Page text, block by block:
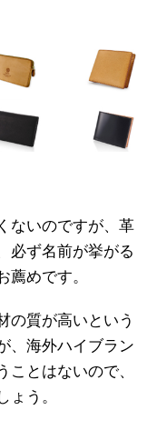
ないのですが、革
必ず名前が挙がる
薦めです。
の質が高いという
、海外ハイブラン
ことはないので、
う。